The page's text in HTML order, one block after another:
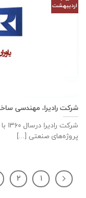
شرکت رادیرا، مهندسی
پروژه‌های صنعتی [...]
اردیبهشت
۱ ۲